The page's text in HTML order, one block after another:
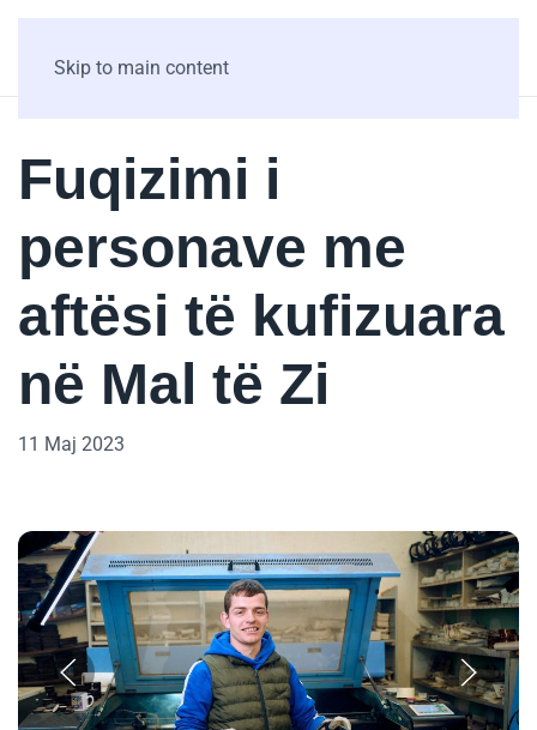
Skip to main content
Fuqizimi i
personave me
aftësi të kufizuara
në Mal të Zi
11 Maj 2023